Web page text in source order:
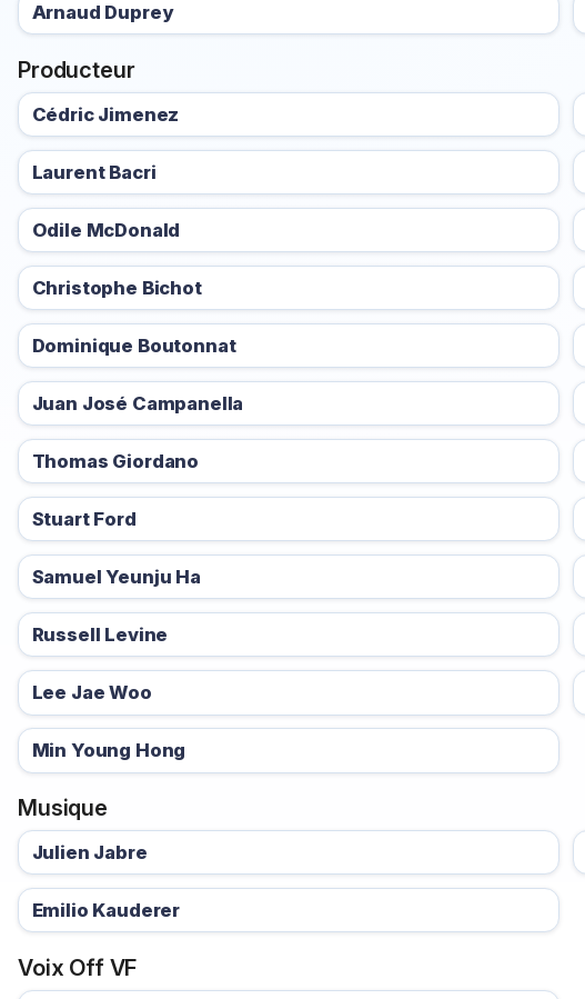
Arnaud Duprey
Producteur
Cédric Jimenez
Laurent Bacri
Odile McDonald
Christophe Bichot
Dominique Boutonnat
Juan José Campanella
Thomas Giordano
Stuart Ford
Samuel Yeunju Ha
Russell Levine
Lee Jae Woo
Min Young Hong
Musique
Julien Jabre
Emilio Kauderer
Voix Off VF